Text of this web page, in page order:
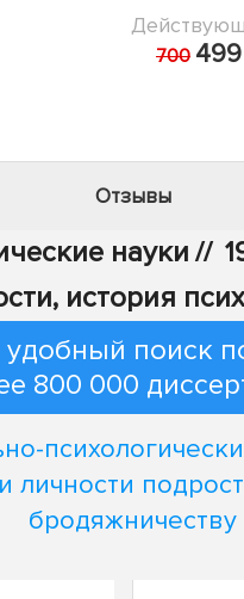
700
Отзывы
науки //
история
поиск
800 000
личности
бродяжничеству